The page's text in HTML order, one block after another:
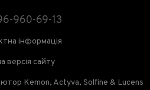
960-69-13
інформація
версія сайту
Kemon, Actyva, Solfine & Lucens